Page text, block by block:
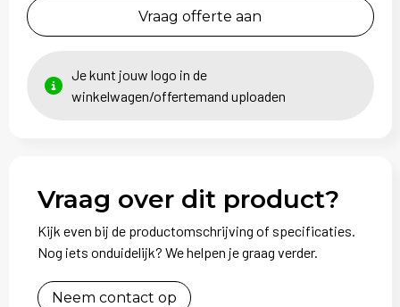
Vraag offerte aan
Je kunt jouw logo in de
winkelwagen/offertemand uploaden
Vraag over dit product?
Kijk even bij de productomschrijving of specificaties.
Nog iets onduidelijk? We helpen je graag verder.
Neem contact op